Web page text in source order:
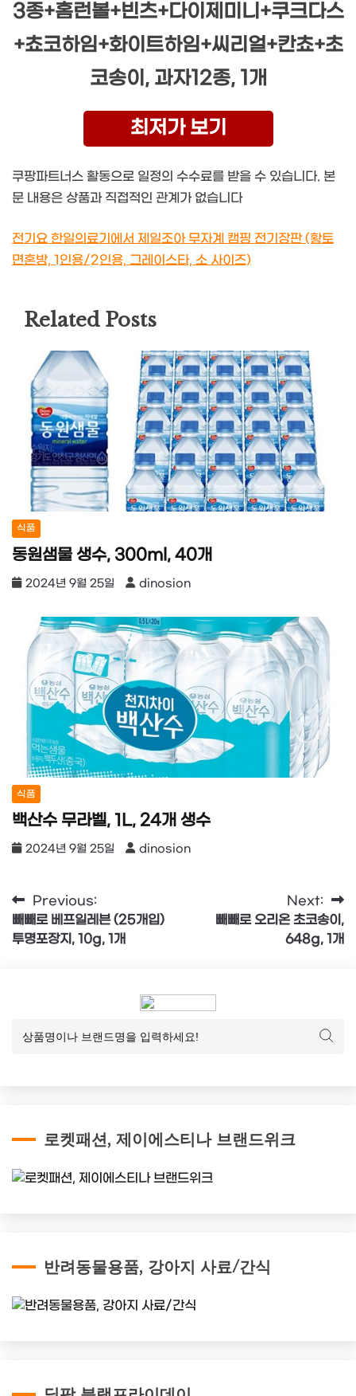
3종+홈런볼+빈츠+다이제미니+쿠크다스
+쵸코하임+화이트하임+씨리얼+칸쵸+초
코송이, 과자12종, 1개
최저가 보기
쿠팡파트너스 활동으로 일정의 수수료를 받을 수 있습니다. 본
문 내용은 상품과 직접적인 관계가 없습니다
전기요 한일의료기에서 제일조아 무자계 캠핑 전기장판 (황토
면혼방, 1인용/2인용, 그레이스타, 소 사이즈)
Related Posts
식품
동원샘물 생수, 300ml, 40개
2024년 9월 25일 dinosion
식품
백산수 무라벨, 1L, 24개 생수
2024년 9월 25일 dinosion
글
탐
Previous:
빼빼로 베프일레븐 (25개입)
투명포장지, 10g, 1개
Next:
빼빼로 오리온 초코송이,
648g, 1개
로켓패션, 제이에스티나 브랜드위크
반려동물용품, 강아지 사료/간식